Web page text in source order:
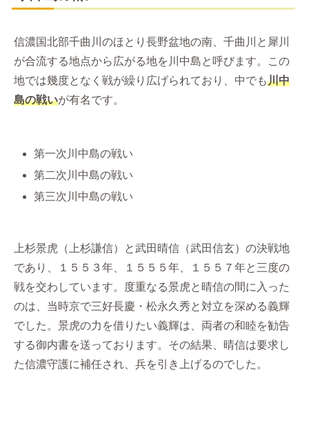
信濃国北部千曲川のほとり長野盆地の南、千曲川と犀川
が合流する地点から広がる地を川中島と呼びます。この
地では幾度となく戦が繰り広げられており、中でも川中
島の戦いが有名です。
第一次川中島の戦い
第二次川中島の戦い
第三次川中島の戦い
上杉景虎（上杉謙信）と武田晴信（武田信玄）の決戦地
であり、１５５３年、１５５５年、１５５７年と三度の
戦を交わしています。度重なる景虎と晴信の間に入った
のは、当時京で三好長慶・松永久秀と対立を深める義輝
でした。景虎の力を借りたい義輝は、両者の和睦を勧告
する御内書を送っております。その結果、晴信は要求し
た信濃守護に補任され、兵を引き上げるのでした。